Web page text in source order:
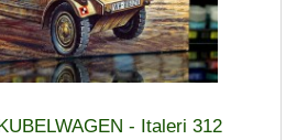
- Italeri 312